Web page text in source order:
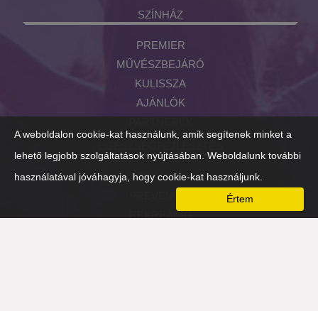
SZÍNHÁZ
PREMIER
MŰVÉSZBEJÁRÓ
KULISSZA
AJÁNLÓK
RÓLUNK
REKREÁCIÓ
A weboldalon cookie-kat használunk, amik segítenek minket a
lehető legjobb szolgáltatások nyújtásában. Weboldalunk további
használatával jóváhagyja, hogy cookie-kat használjunk.
Értem